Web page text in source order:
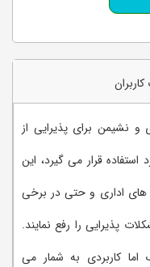
و نشیمن برای پذیرایی از
استفاده قرار می گیرد، این
های اداری و حتی در برخی
پذیرایی را رفع نمایند.
کاربردی به شمار می